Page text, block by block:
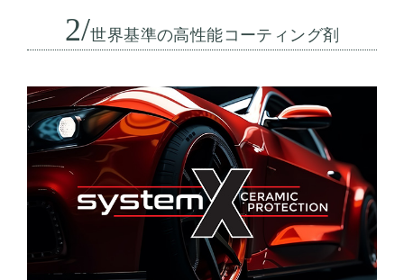
2/世界基準の高性能コーティング剤